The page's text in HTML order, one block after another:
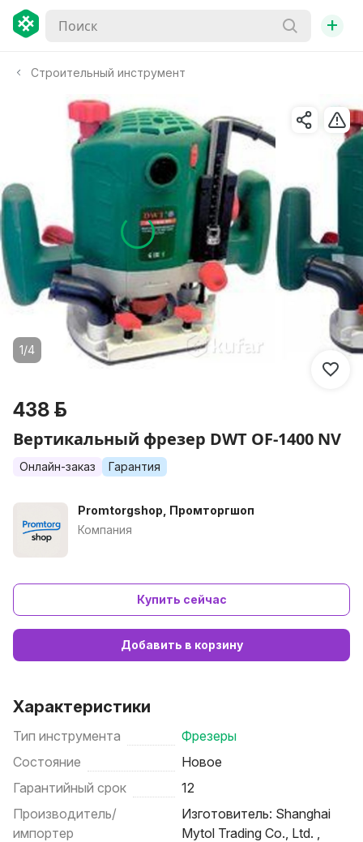
+
Строительный инструмент
1/4
438 р.
Вертикальный фрезер DWT OF-1400 NV
Онлайн-заказ Гарантия
Promtorgshop, Промторгшоп
Компания
Купить сейчас
Добавить в корзину
Характеристики
Тип инструмента
Фрезеры
Состояние
Новое
Гарантийный срок
12
Производитель/
импортер
Изготовитель: Shanghai
Mytol Trading Co., Ltd. ,